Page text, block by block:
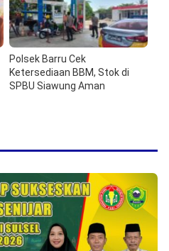
Polsek Barru Cek
Ketersediaan BBM, Stok di
SPBU Siawung Aman